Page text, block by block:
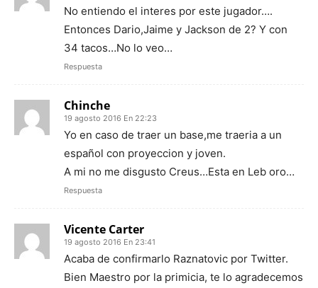
No entiendo el interes por este jugador….
Entonces Dario,Jaime y Jackson de 2? Y con
34 tacos…No lo veo…
Respuesta
Chinche
19 agosto 2016 En 22:23
Yo en caso de traer un base,me traeria a un
español con proyeccion y joven.
A mi no me disgusto Creus…Esta en Leb oro…
Respuesta
Vicente Carter
19 agosto 2016 En 23:41
Acaba de confirmarlo Raznatovic por Twitter.
Bien Maestro por la primicia, te lo agradecemos